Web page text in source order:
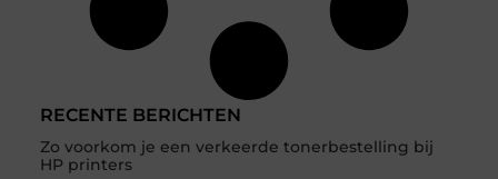
RECENTE BERICHTEN
Zo voorkom je een verkeerde tonerbestelling bij
HP printers